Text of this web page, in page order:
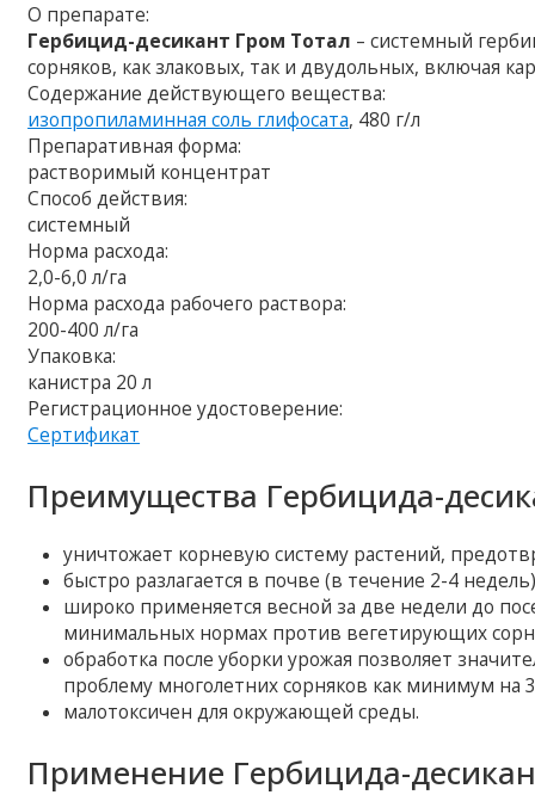
О препарате:
Гербицид-десикант Гром Тотал – системный
сорняков, как злаковых, так и двудольных, включая
Содержание действующего вещества:
изопропиламинная соль глифосата, 480 г/л
Препаративная форма:
растворимый концентрат
Способ действия:
системный
Норма расхода:
2,0-6,0 л/га
Норма расхода рабочего раствора:
200-400 л/га
Упаковка:
канистра 20 л
Регистрационное удостоверение:
Сертификат
Преимущества Гербицида-
уничтожает корневую систему растений,
быстро разлагается в почве (в течение 2-4
широко применяется весной за две недели до
минимальных нормах против вегетирующих
обработка после уборки урожая позволяет
проблему многолетних сорняков как минимум на
малотоксичен для окружающей среды.
Применение Гербицида-